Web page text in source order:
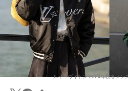
ルイ・ヴィトン 2024年秋冬メン